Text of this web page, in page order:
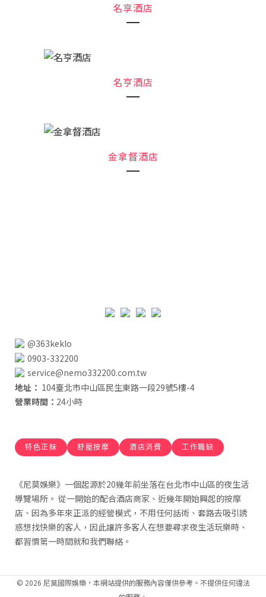
名享酒店
名亨酒店
金拿督酒店
@363keklo
0903-332200
service@nemo332200.com.tw
地址： 104臺北市中山區民生東路一段29號5樓-4
營業時間： 24小時
特色正妹 舒壓按摩 酒店消費 工作職缺
《尼莫娛樂》一個起源於20幾年前坐落在台北市中山區的夜生活
導覽場所。 從一開始的配合酒店商家、近幾年開始興起的按摩
店、因為多年來正派的經營模式，不用任何話術、套路去吸引誘
惑想找快樂的客人，因此讓許多客人在想要尋求夜生活玩樂時、
都習慣第一時間就和我們聯絡。
© 2026 尼莫國際娛樂，本網站提供的服務內容僅供參考。不提供任何違法